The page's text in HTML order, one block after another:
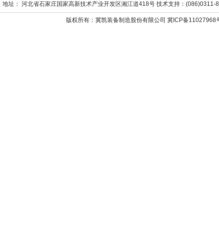
地址： 河北省石家庄国家高新技术产业开发区湘江道418号 技术支持：
版权所有：冀凯装备制造股份有限公司 冀ICP备11027968